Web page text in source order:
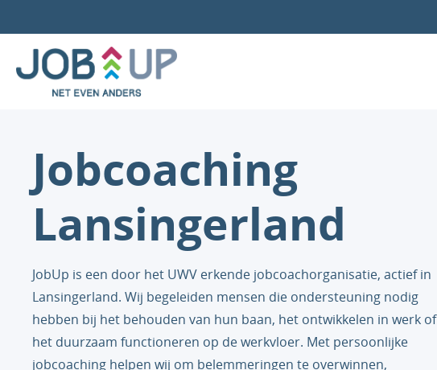
Jobcoaching
Lansingerland
JobUp is een door het UWV erkende jobcoachorganisatie, actief in
Lansingerland. Wij begeleiden mensen die ondersteuning nodig
hebben bij het behouden van hun baan, het ontwikkelen in werk of
het duurzaam functioneren op de werkvloer. Met persoonlijke
jobcoaching helpen wij om belemmeringen te overwinnen,